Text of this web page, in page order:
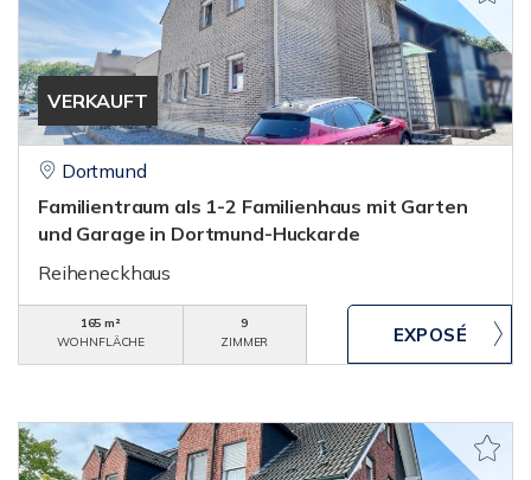
VERKAUFT
Dortmund
Familientraum als 1-2 Familienhaus mit Garten
und Garage in Dortmund-Huckarde
Reiheneckhaus
165 m²
WOHNFLÄCHE
9
ZIMMER